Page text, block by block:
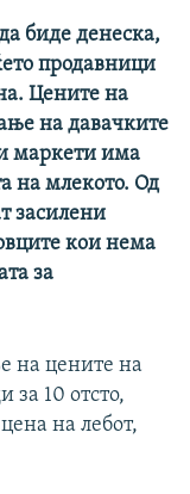
биде денеска,
продавници
Цените на
на давачките
маркети има
на млекото. Од
засилени
кои нема
за
на цените на
за 10 отсто,
на лебот,